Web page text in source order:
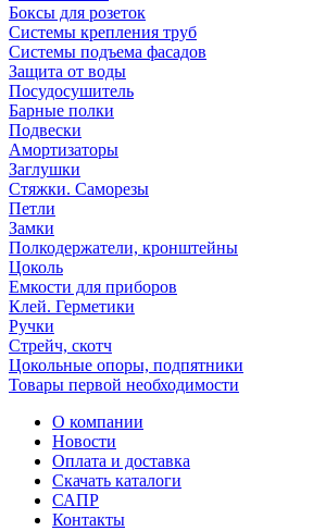
Боксы для розеток
Системы крепления труб
Системы подъема фасадов
Защита от воды
Посудосушитель
Барные полки
Подвески
Амортизаторы
Заглушки
Стяжки. Саморезы
Петли
Замки
Полкодержатели, кронштейны
Цоколь
Емкости для приборов
Клей. Герметики
Ручки
Стрейч, скотч
Цокольные опоры, подпятники
Товары первой необходимости
О компании
Новости
Оплата и доставка
Скачать каталоги
САПР
Контакты